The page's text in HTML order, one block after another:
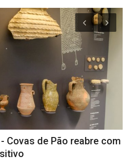
Covas de Pão reabre com